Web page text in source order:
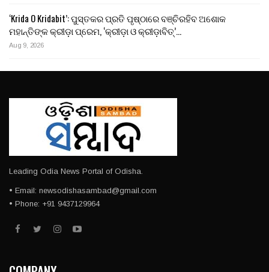
‘Krida O Kridabit’: ପୁସ୍ତକର ପ୍ରତି ପୃଷ୍ଠାରେ ବଞ୍ଚିରହିବ ଅଶୋକ
ମହାନ୍ତିଙ୍କ କ୍ରୀଡ଼ା ପ୍ରେମ, ‘କ୍ରୀଡ଼ା ଓ କ୍ରୀଡ଼ାବିତ୍’…
Aug 9, 2026
Leading Odia News Portal of Odisha.
• Email: newsodishasambad@gmail.com
• Phone: +91 9437129964